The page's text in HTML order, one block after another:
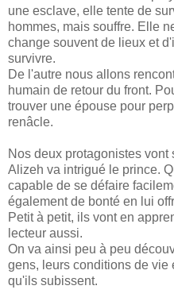
une esclave, elle tente de
hommes, mais souffre. Elle
change souvent de lieux et
survivre.
De l'autre nous allons
humain de retour du front.
trouver une épouse pour
renâcle.
Nos deux protagonistes vont
Alizeh va intrigué le prince.
capable de se défaire
également de bonté en lui
Petit à petit, ils vont en
lecteur aussi.
On va ainsi peu à peu
gens, leurs conditions de vie
qu'ils subissent.